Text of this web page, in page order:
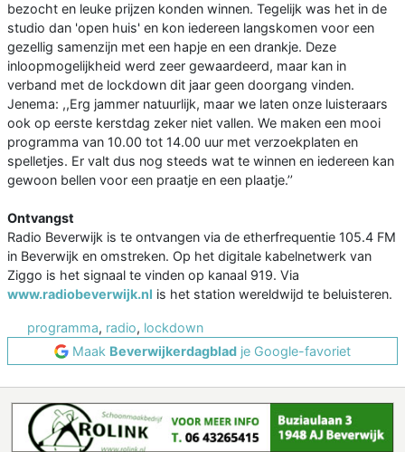
bezocht en leuke prijzen konden winnen. Tegelijk was het in de
studio dan 'open huis' en kon iedereen langskomen voor een
gezellig samenzijn met een hapje en een drankje. Deze
inloopmogelijkheid werd zeer gewaardeerd, maar kan in
verband met de lockdown dit jaar geen doorgang vinden.
Jenema: ,,Erg jammer natuurlijk, maar we laten onze luisteraars
ook op eerste kerstdag zeker niet vallen. We maken een mooi
programma van 10.00 tot 14.00 uur met verzoekplaten en
spelletjes. Er valt dus nog steeds wat te winnen en iedereen kan
gewoon bellen voor een praatje en een plaatje.’’
Ontvangst
Radio Beverwijk is te ontvangen via de etherfrequentie 105.4 FM
in Beverwijk en omstreken. Op het digitale kabelnetwerk van
Ziggo is het signaal te vinden op kanaal 919. Via
www.radiobeverwijk.nl is het station wereldwijd te beluisteren.
programma, radio, lockdown
Maak Beverwijkerdagblad je Google-favoriet